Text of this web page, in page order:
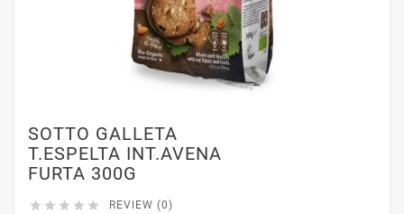
SOTTO GALLETA
T.ESPELTA INT.AVENA
FURTA 300G
     REVIEW (0)